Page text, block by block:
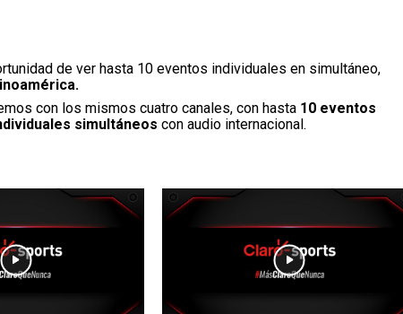
de ver hasta 10 eventos individuales en simultáneo,
con los mismos cuatro canales, con hasta 10 eventos
simultáneos con audio internacional.